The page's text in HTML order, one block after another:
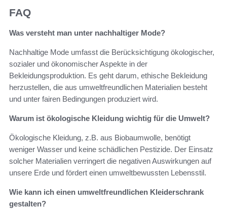
FAQ
Was versteht man unter nachhaltiger Mode?
Nachhaltige Mode umfasst die Berücksichtigung ökologischer,
sozialer und ökonomischer Aspekte in der
Bekleidungsproduktion. Es geht darum, ethische Bekleidung
herzustellen, die aus umweltfreundlichen Materialien besteht
und unter fairen Bedingungen produziert wird.
Warum ist ökologische Kleidung wichtig für die Umwelt?
Ökologische Kleidung, z.B. aus Biobaumwolle, benötigt
weniger Wasser und keine schädlichen Pestizide. Der Einsatz
solcher Materialien verringert die negativen Auswirkungen auf
unsere Erde und fördert einen umweltbewussten Lebensstil.
Wie kann ich einen umweltfreundlichen Kleiderschrank
gestalten?